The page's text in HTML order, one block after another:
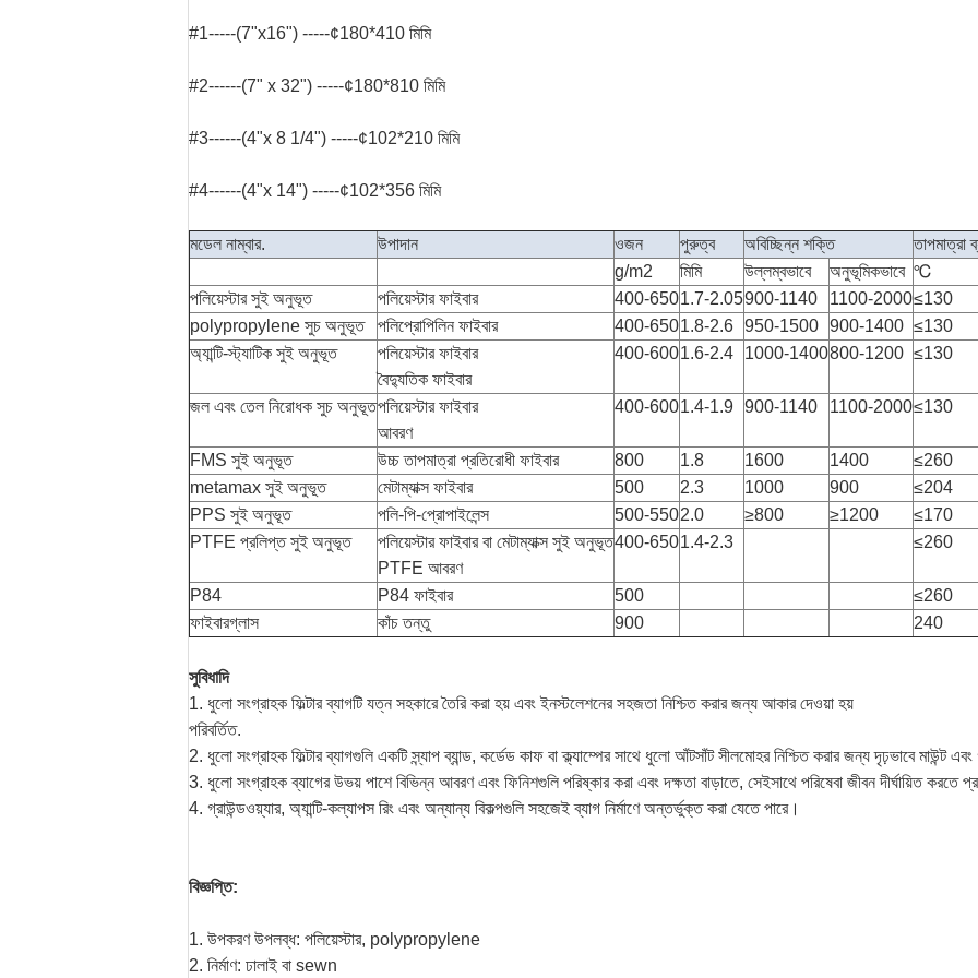
#1-----(7"x16") -----¢180*410 মিমি
#2------(7" x 32") -----¢180*810 মিমি
#3------(4"x 8 1/4") -----¢102*210 মিমি
#4------(4"x 14") -----¢102*356 মিমি
মডেল নাম্বার. উপাদান ওজন পুরুত্ব অবিচ্ছিন্ন শক্তি
তাপমাত্রা
g/m2
মিমি উল্লম্বভাবে অনুভূমিকভাবে ℃
পলিয়েস্টার সুই অনুভূত
পলিয়েস্টার ফাইবার 400-6501.7-2.05900-1140 1100-2000≤130
polypropylene সুচ অনুভূত
পলিপ্রোপিলিন ফাইবার 400-6501.8-2.6 950-1500 900-1400 ≤130
অ্যান্টি-স্ট্যাটিক সুই অনুভূত
পলিয়েস্টার ফাইবার
বৈদ্যুতিক ফাইবার
400-6001.6-2.4 1000-1400800-1200 ≤130
জল এবং তেল নিরোধক সুচ অনুভূতপলিয়েস্টার ফাইবার
আবরণ
400-6001.4-1.9 900-1140 1100-2000≤130
FMS সুই অনুভূত উচ্চ তাপমাত্রা প্রতিরোধী ফাইবার 800 1.8 1600 1400
≤260
metamax সুই অনুভূত
মেটাম্যাক্স ফাইবার 500 2.3 1000 900
≤204
PPS সুই অনুভূত
পলি-পি-প্রোপাইলেন্স 500-5502.0 ≥800 ≥1200
≤170
PTFE প্রলিপ্ত সুই অনুভূত
পলিয়েস্টার ফাইবার বা মেটাম্যাক্স সুই অনুভূত
PTFE আবরণ
400-6501.4-2.3 ≤260
P84 P84 ফাইবার 500
≤260
ফাইবারগ্লাস
কাঁচ তন্তু 900 240
সুবিধাদি
1. ধুলো সংগ্রাহক ফিল্টার ব্যাগটি যত্ন সহকারে তৈরি করা হয় এবং ইনস্টলেশনের সহজতা নিশ্চিত করার জন্য আকার দেওয়া হয়
পরিবর্তিত.
2. ধুলো সংগ্রাহক ফিল্টার ব্যাগগুলি একটি স্ন্যাপ ব্যান্ড, কর্ডেড কাফ বা ক্ল্যাম্পের সাথে ধুলো আঁটসাঁট সীলমোহর নিশ্চিত করার জন্য দৃঢ়ভাবে মাউন্ট
3. ধুলো সংগ্রাহক ব্যাগের উভয় পাশে বিভিন্ন আবরণ এবং ফিনিশগুলি পরিষ্কার করা এবং দক্ষতা বাড়াতে, সেইসাথে পরিষেবা জীবন দীর্ঘায়িত করতে
4. গ্রাউন্ডওয়্যার, অ্যান্টি-কল্যাপস রিং এবং অন্যান্য বিকল্পগুলি সহজেই ব্যাগ নির্মাণে অন্তর্ভুক্ত করা যেতে পারে।
বিজ্ঞপ্তি:
1. উপকরণ উপলব্ধ: পলিয়েস্টার, polypropylene
2. নির্মাণ: ঢালাই বা sewn